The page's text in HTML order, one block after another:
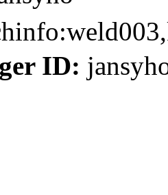
ID: